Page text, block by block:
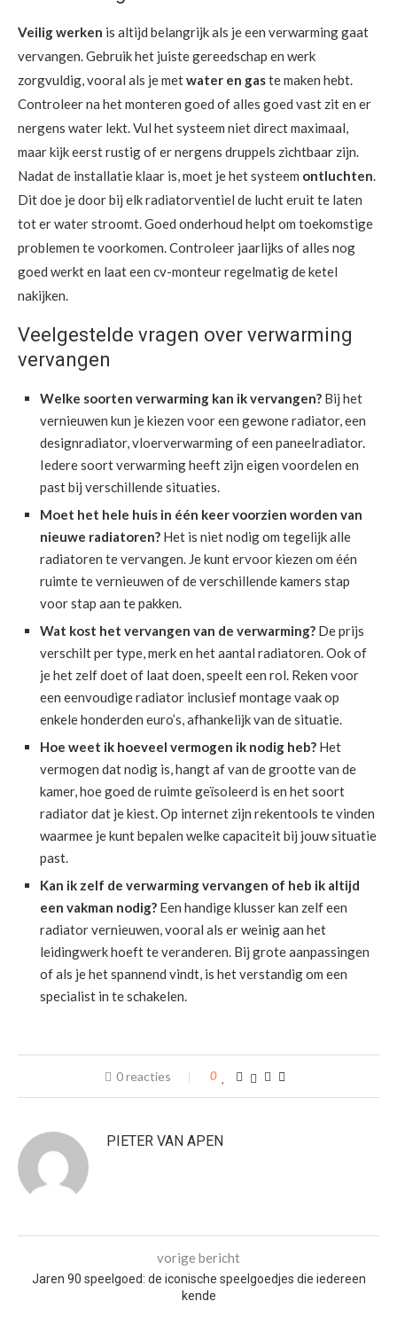
Veilig werken is altijd belangrijk als je een verwarming gaat
vervangen. Gebruik het juiste gereedschap en werk
zorgvuldig, vooral als je metwater en gaste maken hebt.
Controleer na het monteren goed of alles goed vast zit en er
nergens water lekt. Vul het systeem niet direct maximaal,
maar kijk eerst rustig of er nergens druppels zichtbaar zijn.
Nadat de installatie klaar is, moet je het systeem ontluchten.
Dit doe je door bij elk radiatorventiel de lucht eruit te laten
tot er water stroomt. Goed onderhoud helpt om toekomstige
problemen te voorkomen. Controleer jaarlijks of alles nog
goed werkt en laat een cv-monteur regelmatig de ketel
nakijken.
Veelgestelde vragen over verwarming
vervangen
Welke soorten verwarming kan ik vervangen? Bij het
vernieuwen kun je kiezen voor een gewone radiator, een
designradiator, vloerverwarming of een paneelradiator.
Iedere soort verwarming heeft zijn eigen voordelen en
past bij verschillende situaties.
Moet het hele huis in één keer voorzien worden van
nieuwe radiatoren? Het is niet nodig om tegelijk alle
radiatoren te vervangen. Je kunt ervoor kiezen om één
ruimte te vernieuwen of de verschillende kamers stap
voor stap aan te pakken.
Wat kost het vervangen van de verwarming? De prijs
verschilt per type, merk en het aantal radiatoren. Ook of
je het zelf doet of laat doen, speelt een rol. Reken voor
een eenvoudige radiator inclusief montage vaak op
enkele honderden euro’s, afhankelijk van de situatie.
Hoe weet ik hoeveel vermogen ik nodig heb? Het
vermogen dat nodig is, hangt af van de grootte van de
kamer, hoe goed de ruimte geïsoleerd is en het soort
radiator dat je kiest. Op internet zijn rekentools te vinden
waarmee je kunt bepalen welke capaciteit bij jouw situatie
past.
Kan ik zelf de verwarming vervangen of heb ik altijd
een vakman nodig? Een handige klusser kan zelf een
radiator vernieuwen, vooral als er weinig aan het
leidingwerk hoeft te veranderen. Bij grote aanpassingen
of als je het spannend vindt, is het verstandig om een
specialist in te schakelen.
0 reacties 0
PIETER VAN APEN
vorige bericht
Jaren 90 speelgoed: de iconische speelgoedjes die iedereen
kende